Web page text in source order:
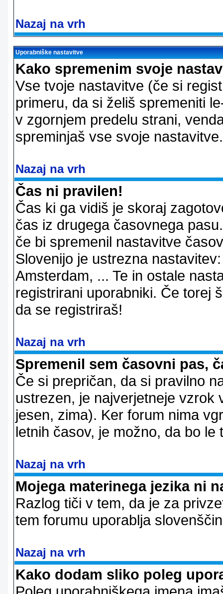
Nazaj na vrh
Uporabniške nastavitve
Kako spremenim svoje
Vse tvoje nastavitve (če si
primeru, da si želiš spremeniti
v zgornjem predelu strani,
spreminjaš vse svoje nastavitve.
Nazaj na vrh
Čas ni pravilen!
Čas ki ga vidiš je skoraj
čas iz drugega časovnega
če bi spremenil nastavitve
Slovenijo je ustrezna
Amsterdam, ... Te in ostale
registrirani uporabniki. Če torej
da se registriraš!
Nazaj na vrh
Spremenil sem časovni pas,
Če si prepričan, da si pravilno
ustrezen, je najverjetneje vzrok
jesen, zima). Ker forum nima
letnih časov, je možno, da bo le
Nazaj na vrh
Mojega materinega jezika ni
Razlog tiči v tem, da je za
tem forumu uporablja
Nazaj na vrh
Kako dodam sliko poleg